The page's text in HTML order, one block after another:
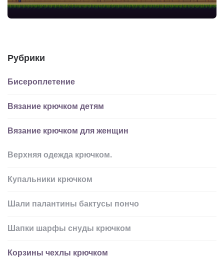
Рубрики
Бисероплетение
Вязание крючком детям
Вязание крючком для женщин
Верхняя одежда крючком.
Купальники крючком
Шали палантины бактусы пончо
Шапки шарфы снуды крючком
Корзины чехлы крючком